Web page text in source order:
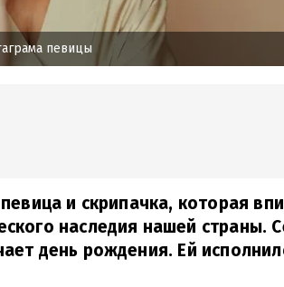
певицы
и скрипачка, которая
наследия нашей страны.
день рождения. Ей